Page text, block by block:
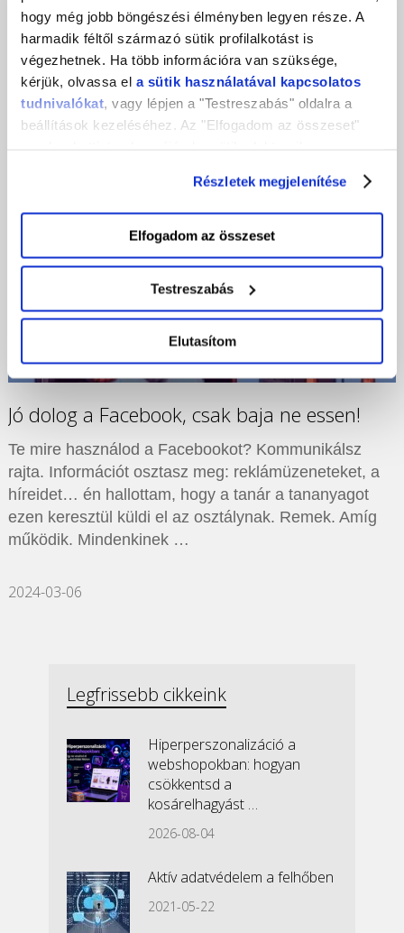
hogy még jobb böngészési élményben legyen része. A
harmadik féltől származó sütik profilalkotást is
végezhetnek. Ha több információra van szüksége,
kérjük, olvassa el a sütik használatával kapcsolatos
tudnivalókat , vagy lépjen a "Testreszabás" oldalra a
beállítások kezeléséhez. Az "Elfogadom az összeset"
nyomva csak a szükséges sütik tárolását fogadja el.
Részletek megjelenítése
Elfogadom az összeset
Testreszabás
Elutasítom
működését, beleértve azt is, hogy hogyan
szolgálod …
2024-03-06
Jó dolog a Facebook, csak baja ne essen!
Te mire használod a Facebookot? Kommunikálsz
rajta. Információt osztasz meg: reklámüzeneteket, a
híreidet… én hallottam, hogy a tanár a tananyagot
ezen keresztül küldi el az osztálynak. Remek. Amíg
működik. Mindenkinek …
2024-03-06
Legfrissebb cikkeink
Hiperperszonalizáció a
webshopokban: hogyan
csökkentsd a
kosárelhagyást …
2026-08-04
Aktív adatvédelem a felhőben
2021-05-22